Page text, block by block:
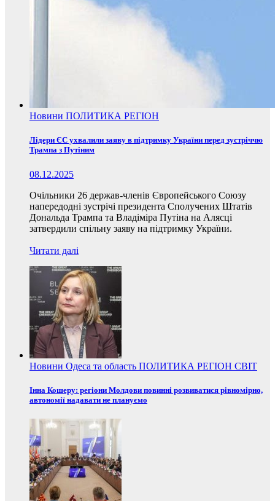
Новини ПОЛИТИКА РЕГІОН
Лідери ЄС ухвалили заяву в підтримку України перед зустріччю
Трампа з Путіним
08.12.2025
Очільники 26 держав-членів Європейського Союзу
напередодні зустрічі президента Сполучених Штатів
Дональда Трампа та Владіміра Путіна на Алясці
затвердили спільну заяву на підтримку України.
Читати далі
Новини Одеса та область ПОЛИТИКА РЕГІОН СВІТ
Інна Кошеру: регіони Молдови повинні розвиватися рівномірно,
автономії надавати не плануємо